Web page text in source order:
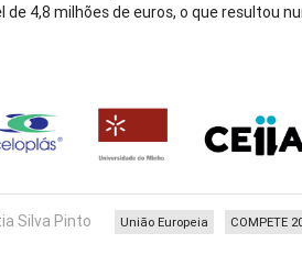
4,8 milhões de euros, o que resultou
Silva Pinto COMPETE
União Europeia